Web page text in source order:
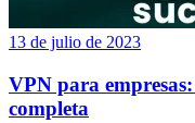
13 de julio de 2023
VPN para
completa